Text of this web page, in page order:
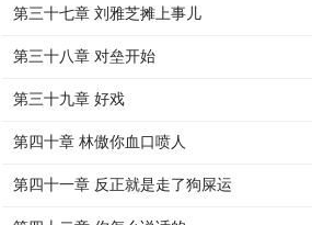
第三十七章 刘雅芝摊上事儿
第三十八章 对垒开始
第三十九章 好戏
第四十章 林傲你血口喷人
第四十一章 反正就是走了狗屎运